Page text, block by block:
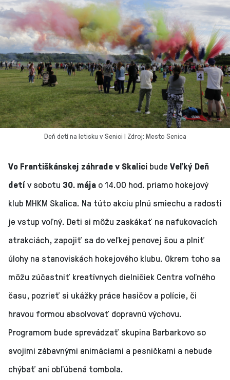
Deň detí na letisku v Senici | Zdroj: Mesto Senica
Vo Františkánskej záhrade v Skalici bude Veľký Deň
detív sobotu 30. mája o 14.00 hod. priamo hokejový
klub MHKM Skalica. Na túto akciu plnú smiechu a radosti
je vstup voľný. Deti si môžu zaskákať na nafukovacích
atrakciách, zapojiť sa do veľkej penovej šou a plniť
úlohy na stanoviskách hokejového klubu. Okrem toho sa
môžu zúčastniť kreatívnych dielničiek Centra voľného
času, pozrieť si ukážky práce hasičov a polície, či
hravou formou absolvovať dopravnú výchovu.
Programom bude sprevádzať skupina Barbarkovo so
svojimi zábavnými animáciami a pesničkami a nebude
chýbať ani obľúbená tombola.